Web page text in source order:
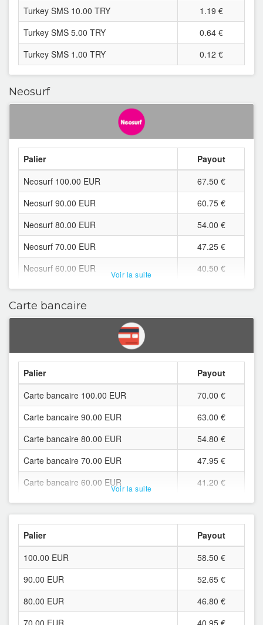
United-Kingdom
Russia
Sweden
Switzerland
Turkey
Ukraine
Thailand
Taiwan
Panama
Slovakia
Turkey SMS 10.00 TRY
1.19 €
Turkey SMS 5.00 TRY
0.64 €
Turkey SMS 1.00 TRY
0.12 €
Neosurf
Voir la suite
Palier
Payout
Neosurf 100.00 EUR
67.50 €
Neosurf 90.00 EUR
60.75 €
Neosurf 80.00 EUR
54.00 €
Neosurf 70.00 EUR
47.25 €
Neosurf 60.00 EUR
40.50 €
Neosurf 50.00 EUR
33.75 €
Neosurf 45.00 EUR
Neosurf 35.00 EUR
23.63 €
Neosurf 30.00 EUR
20.25 €
Neosurf 25.00 EUR
16.88 €
Neosurf 20.00 EUR
13.50 €
Neosurf 15.00 EUR
10.13 €
Neosurf 10.00 EUR
6.75 €
Neosurf 9.00 EUR
6.08 €
Neosurf 6.00 EUR
4.05 €
Neosurf 5.00 EUR
3.38 €
Neosurf 4.90 EUR
3.31 €
Neosurf 4.50 EUR
3.04 €
Carte bancaire
Voir la suite
Palier
Payout
Carte bancaire 100.00 EUR
70.00 €
Carte bancaire 90.00 EUR
63.00 €
Carte bancaire 80.00 EUR
54.80 €
Carte bancaire 70.00 EUR
47.95 €
Carte bancaire 60.00 EUR
41.20 €
Carte bancaire 50.00 EUR
34.25 €
Carte bancaire 45.00 EUR
30.85 €
Carte bancaire 40.00 EUR
27.45 €
Carte bancaire 35.00 EUR
24.10 €
Carte bancaire 30.00 EUR
20.55 €
Carte bancaire 25.00 EUR
17.20 €
Palier
Payout
100.00 EUR
58.50 €
90.00 EUR
52.65 €
80.00 EUR
46.80 €
70.00 EUR
40.95 €